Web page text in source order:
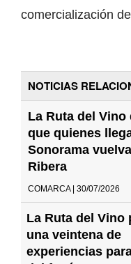
comercialización
NOTICIAS
La Ruta del Vino
que quienes
Sonorama
Ribera
COMARCA | 30/07/2026
La Ruta del Vino
una veintena de
experiencias